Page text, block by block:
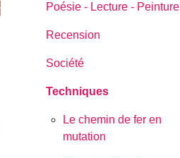
Poésie - Lecture - Peinture
Recension
Société
Techniques
Le chemin de fer en
mutation